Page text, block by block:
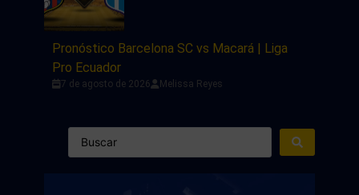
Pronóstico Barcelona SC vs Macará | Liga
Pro Ecuador
7 de agosto de 2026 Melissa Reyes